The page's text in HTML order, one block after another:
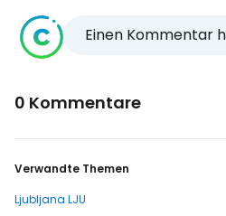
Einen Kommentar
0 Kommentare
Verwandte Themen
Ljubljana LJU